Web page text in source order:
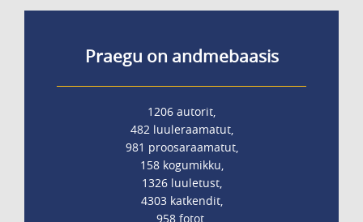
Praegu on andmebaasis
1206 autorit,
482 luuleraamatut,
981 proosaraamatut,
158 kogumikku,
1326 luuletust,
4303 katkendit,
958 fotot.